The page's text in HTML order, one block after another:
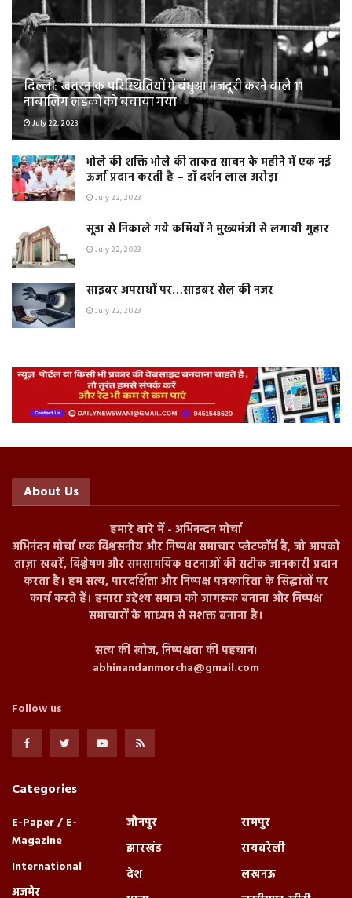
दिल्ली: खतरनाक परिस्थितियों में बंधुआ मजदूरी करने वाले 11
नाबालिग लड़कों को बचाया गया
July 22, 2023
भोले की शक्ति भोले की ताकत सावन के महीने में एक नई
ऊर्जा प्रदान करती है – डॉ दर्शन लाल अरोड़ा
July 22, 2023
सूडा से निकाले गये कर्मियों ने मुख्यमंत्री से लगायी गुहार
July 22, 2023
साइबर अपराधों पर…साइबर सेल की नजर
July 22, 2023
About Us
हमारे बारे में - अभिनन्दन मोर्चा
अभिनंदन मोर्चा एक विश्वसनीय और निष्पक्ष समाचार प्लेटफॉर्म है, जो आपको
ताज़ा खबरें, विश्लेषण और समसामयिक घटनाओं की सटीक जानकारी प्रदान
करता है। हम सत्य, पारदर्शिता और निष्पक्ष पत्रकारिता के सिद्धांतों पर
कार्य करते हैं। हमारा उद्देश्य समाज को जागरूक बनाना और निष्पक्ष
समाचारों के माध्यम से सशक्त बनाना है।
सत्य की खोज, निष्पक्षता की पहचान!
abhinandanmorcha@gmail.com
Follow us
Categories
E-Paper / E-
Magazine
International
अजमेर
जौनपुर
झारखंड
देश
रामपुर
रायबरेली
लखनऊ